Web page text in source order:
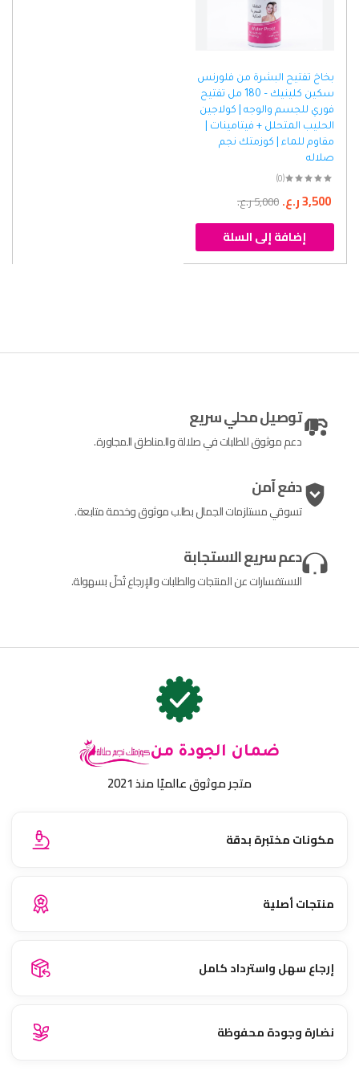
بخاخ تفتيح البشرة من فلورنس
سكين كلينيك – 180 مل تفتيح
فوري للجسم والوجه | كولاجين
الحليب المتحلل + فيتامينات |
مقاوم للماء | كوزمتك نجم
صلاله
(0)
5,000ر.ع. 3,500ر.ع.
إضافة إلى السلة
توصيل محلي سريع
دعم موثوق للطلبات في صلالة والمناطق المجاورة.
دفع آمن
تسوقي مستلزمات الجمال بطلب موثوق وخدمة متابعة.
دعم سريع الاستجابة
الاستفسارات عن المنتجات والطلبات والإرجاع تُحلّ بسهولة.
ضمان الجودة من
متجر موثوق عالميًا منذ 2021
مكونات مختبرة بدقة
منتجات أصلية
إرجاع سهل واسترداد كامل
نضارة وجودة محفوظة